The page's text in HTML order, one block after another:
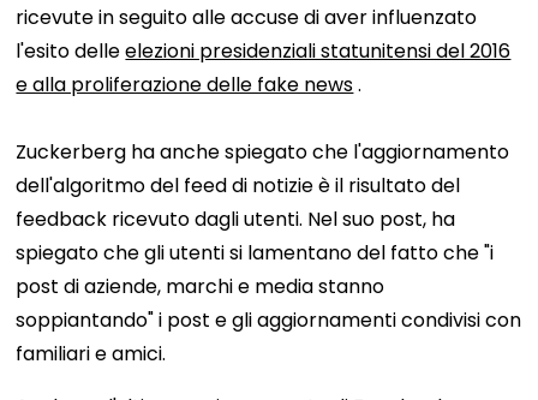
ricevute in seguito alle accuse di aver influenzato
l'esito delleelezioni presidenziali statunitensi del 2016
e alla proliferazione delle fake news.
Zuckerberg ha anche spiegato che l'aggiornamento
dell'algoritmo del feed di notizie è il risultato del
feedback ricevuto dagli utenti. Nel suo post, ha
spiegato che gli utenti si lamentano del fatto che "i
post di aziende, marchi e media stanno
soppiantando" i post e gli aggiornamenti condivisi con
familiari e amici.